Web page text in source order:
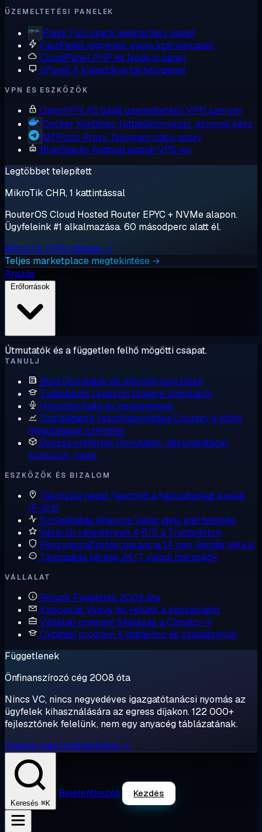
ÜZEMELTETÉSI PANELEK
Plesk Full-stack webtárhely panel
FastPanel Ingyenes, gyors szerverpanel
CloudPanel PHP és Node.js panel
cPanelA klasszikus tárhelypanel
VPN ÉS ESZKÖZÖK
OpenVPN AS Saját üzemeltetésű VPN szerver
Docker Konténer-futtatókörnyezet, azonnal kész
MTProto Proxy Telegram-natív proxy
BlueStacks Android appok VPS-en
Legtöbbet telepített
MikroTik CHR, 1 kattintással
RouterOS Cloud Hosted Router EPYC + NVMe alapon.
Ügyfeleink #1 alkalmazása. 60 másodperc alatt él.
MikroTik CHR indítása →
Teljes marketplace megtekintése →
Árazás
Útmutatók és a független felhő mögötti csapat.
TANULJ
Blog Útmutatók és mérnöki jegyzetek
Tudásbázis Lépésről lépésre útmutatók
HírszobaSajtó és bejelentések
Szolgáltatók összehasonlításaCloudzy a többi
megoldással szemben
Összes erőforrás Útmutatók, dokumentáció,
eszközök, hírek
ESZKÖZÖK ÉS BIZALOM
Tükrözési nézet Teszteld a hálózatunkat a saját
IP-dről
Szolgáltatás állapotaValós idejű elérhetőség
Vásárlói vélemények 4,6/5 a Trustpiloton
Pénzvisszafizetési garancia14 nap, kérdés nélkül
Támogatás kérése 24/7, valódi mérnökök
VÁLLALAT
Rólunk Független 2008 óta
KapcsolatVegye fel velünk a kapcsolatot
Vállalati program Skálázás a Cloudzy-n
Oktatási program Kutatáshoz és csapatoknak
Függetlenek
Önfinanszírozó cég 2008 óta
Nincs VC, nincs negyedéves igazgatótanácsi nyomás az
ügyfelek kihasználására az egress díjakon. 122 000+
fejlesztőnek felelünk, nem egy anyacég táblázatának.
Ismerje meg történetünket →
Keresés ⌘K
Bejelentkezés Kezdés